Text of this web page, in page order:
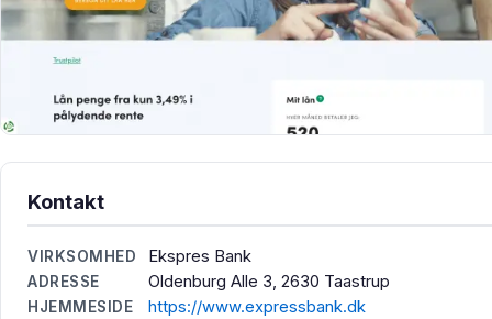
Kontakt
VIRKSOMHED Ekspres Bank
ADRESSE Oldenburg Alle 3, 2630 Taastrup
HJEMMESIDE https://www.expressbank.dk